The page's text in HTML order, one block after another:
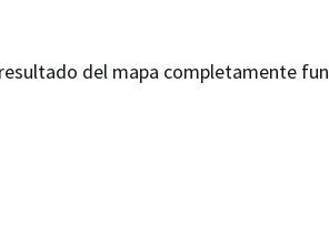
del mapa completamente